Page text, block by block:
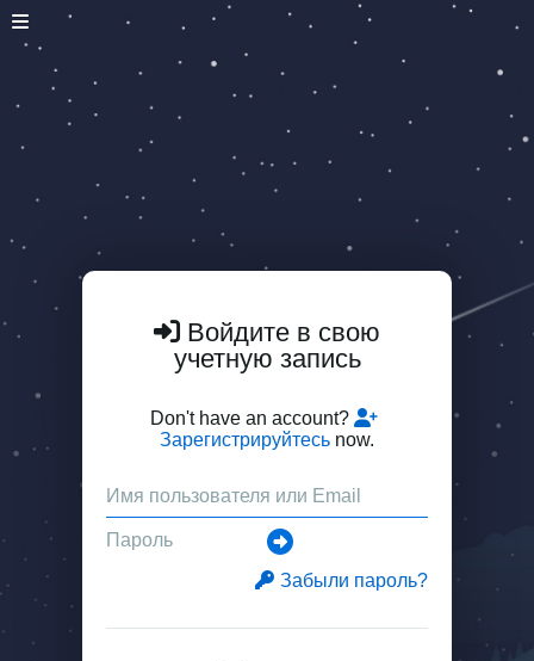
Войдите в свою
учетную запись
Don't have an account?
Зарегистрируйтесь now.
Забыли пароль?